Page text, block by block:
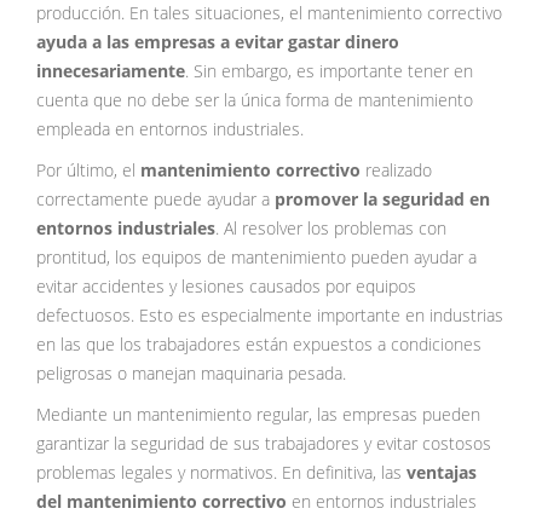
producción. En tales situaciones, el mantenimiento correctivo
ayuda a las empresas a evitar gastar dinero
innecesariamente. Sin embargo, es importante tener en
cuenta que no debe ser la única forma de mantenimiento
empleada en entornos industriales.
Por último, el mantenimiento correctivo realizado
correctamente puede ayudar a promover la seguridad en
entornos industriales. Al resolver los problemas con
prontitud, los equipos de mantenimiento pueden ayudar a
evitar accidentes y lesiones causados por equipos
defectuosos. Esto es especialmente importante en industrias
en las que los trabajadores están expuestos a condiciones
peligrosas o manejan maquinaria pesada.
Mediante un mantenimiento regular, las empresas pueden
garantizar la seguridad de sus trabajadores y evitar costosos
problemas legales y normativos. En definitiva, las ventajas
del mantenimiento correctivo en entornos industriales